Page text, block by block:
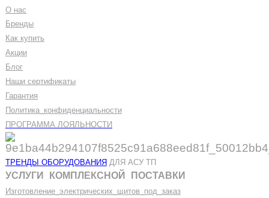
О нас
Бренды
Как купить
Акции
Блог
Наши сертификаты
Гарантия
Политика конфиденциальности
ПРОГРАММА ЛОЯЛЬНОСТИ
ТРЕНДЫ ОБОРУДОВАНИЯ ДЛЯ АСУ ТП
УСЛУГИ КОМПЛЕКСНОЙ ПОСТАВКИ
Изготовление электрических щитов под заказ